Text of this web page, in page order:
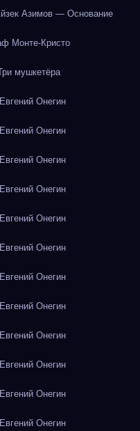
Азимов — Основание
Монте-Кристо
мушкетёра
Онегин
Онегин
Онегин
Онегин
Онегин
Онегин
Онегин
Онегин
Онегин
Онегин
Онегин
Онегин